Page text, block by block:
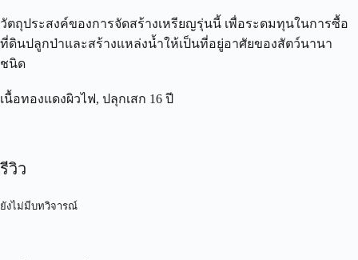
วัตถุประสงค์ของการจัดสร้างเหรียญรุ่นนี้ เพื่อระดมทุนในการซื้อ
ที่ดินปลูกป่าและสร้างแหล่งน้ำให้เป็นที่อยู่อาศัยของสัตว์นานา
ชนิด
เนื้อทองแดงผิวไฟ, ปลุกเสก 16 ปี
รีวิว
ยังไม่มีบทวิจารณ์